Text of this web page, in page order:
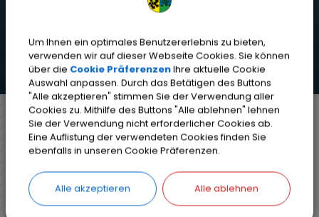
Markt Weisendorf Bürgerinfo
Rathaus
Ihr Anliegen
Detail
Um Ihnen ein optimales Benutzererlebnis zu bieten,
verwenden wir auf dieser Webseite Cookies. Sie können
über die Cookie PräferenzenIhre aktuelle Cookie
Auswahl anpassen. Durch das Betätigen des Buttons
"Alle akzeptieren" stimmen Sie der Verwendung aller
Cookies zu. Mithilfe des Buttons "Alle ablehnen" lehnen
Sie der Verwendung nicht erforderlicher Cookies ab.
Eine Auflistung der verwendeten Cookies finden Sie
ebenfalls in unseren Cookie Präferenzen.
Alle akzeptieren Alle ablehnen